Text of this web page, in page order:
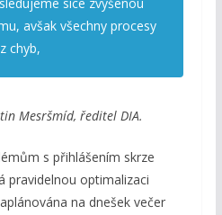
avšak všechny procesy
chyb,
Mesršmíd, ředitel DIA.
s přihlášením skrze
pravidelnou optimalizaci
na dnešek večer